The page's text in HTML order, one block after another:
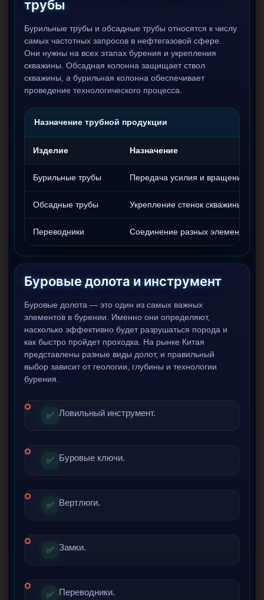
Колокола ловильные
Быстроразъёмные соединения (БРС)
Рукава буровые
Стропы канатные ВК
Стропы канатные
Стропы цепные
Канаты стальные
трубы
Бурильные трубы и обсадные трубы относятся к числу
самых частотных запросов в нефтегазовой сфере.
Они нужны на всех этапах бурения и укрепления
скважины. Обсадная колонна защищает ствол
скважины, а бурильная колонна обеспечивает
проведение технологического процесса.
Назначение трубной продукции
Изделие Назначение
Бурильные трубы Передача усилия и вращения
Обсадные трубы Укрепление стенок скважины
Переводники Соединение разных элементов
Буровые долота и инструмент
Буровые долота — это один из самых важных
элементов в бурении. Именно они определяют,
насколько эффективно будет разрушаться порода и
как быстро пройдет проходка. На рынке Китая
представлены разные виды долот, и правильный
выбор зависит от геологии, глубины и технологии
бурения.
✅ Ловильный инструмент.
✅ Буровые ключи.
✅ Вертлюги.
✅ Замки.
✅ Переводники.